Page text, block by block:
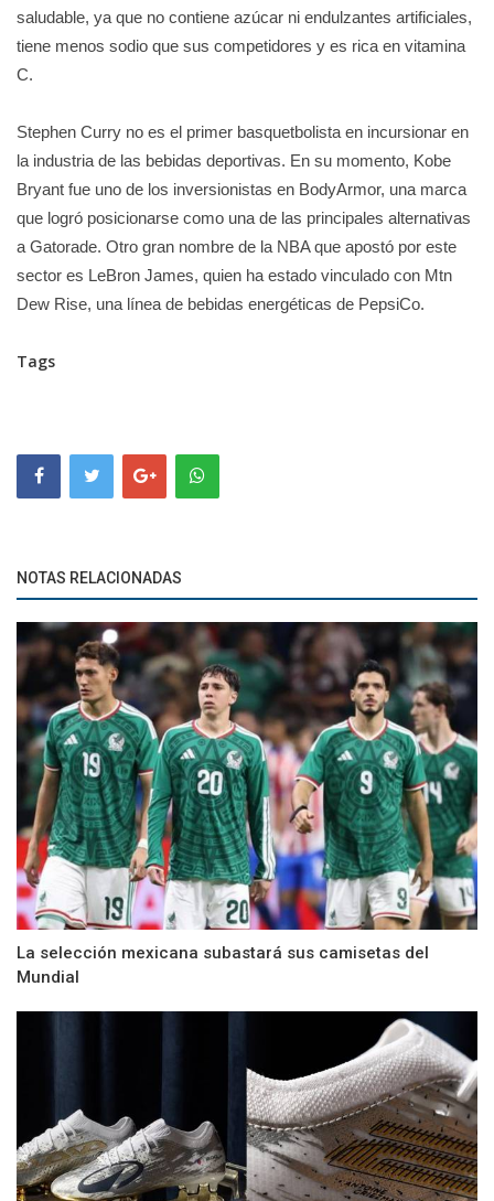
saludable, ya que no contiene azúcar ni endulzantes artificiales,
tiene menos sodio que sus competidores y es rica en vitamina
C.
Stephen Curry no es el primer basquetbolista en incursionar en
la industria de las bebidas deportivas. En su momento, Kobe
Bryant fue uno de los inversionistas en BodyArmor, una marca
que logró posicionarse como una de las principales alternativas
a Gatorade. Otro gran nombre de la NBA que apostó por este
sector es LeBron James, quien ha estado vinculado con Mtn
Dew Rise, una línea de bebidas energéticas de PepsiCo.
Tags
NOTAS RELACIONADAS
La selección mexicana subastará sus camisetas del
Mundial